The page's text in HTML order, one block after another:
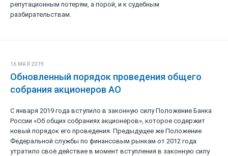
репутационным потерям, а порой, и к судебным
разбирательствам.
16 МАЯ 2019
Обновленный порядок проведения общего
собрания акционеров АО
С января 2019 года вступило в законную силу Положение Банка
России «Об общих собраниях акционеров», которое содержит
новый порядок его проведения. Предыдущее же Положение
Федеральной службы по финансовым рынкам от 2012 года
утратило своё действие в момент вступления в законную силу